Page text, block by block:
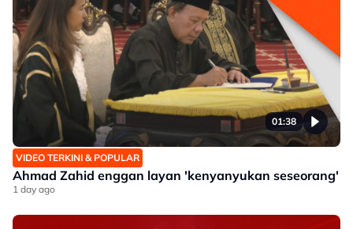
01:38
VIDEO TERKINI & POPULAR
Ahmad Zahid enggan layan 'kenyanyukan seseorang'
1 day ago